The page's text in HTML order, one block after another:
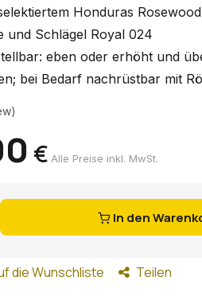
Honduras
und Schlägel Royal 024
eben oder erhöht und
bei Bedarf nachrüstbar mit
€ Alle Preise inkl. MwSt.
In den
die Wunschliste Teilen